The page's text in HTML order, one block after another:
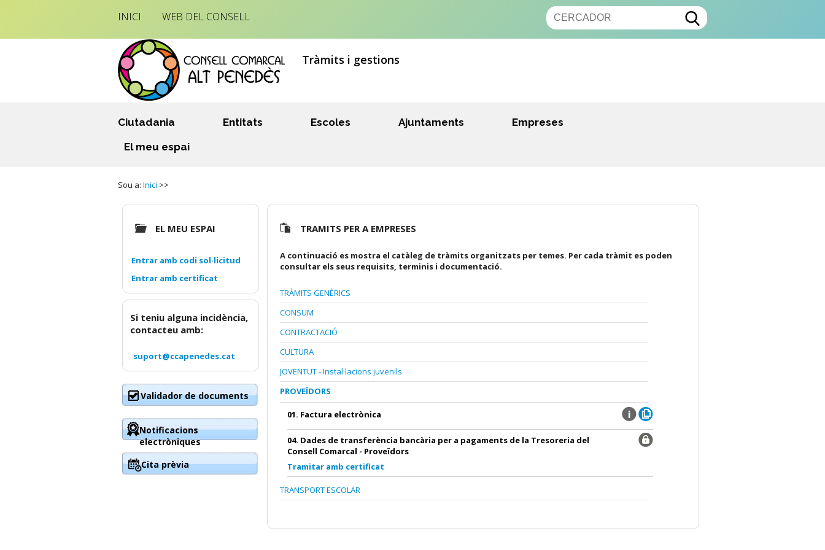
INICI WEB DEL CONSELL
Tràmits i gestions
Ciutadania Entitats Escoles Ajuntaments
Empreses
El meu espai
Sou a: Inici >>
TRAMITS PER A EMPRESES
A continuació es mostra el catàleg de tràmits organitzats per temes. Per cada tràmit es poden
consultar els seus requisits, terminis i documentació.
TRÀMITS GENÈRICS
CONSUM
CONTRACTACIÓ
CULTURA
JOVENTUT - Instal·lacions juvenils
PROVEÏDORS
01. Factura electrònica
04. Dades de transferència bancària per a pagaments de la Tresoreria del
Consell Comarcal - Proveïdors
Tramitar amb certificat
TRANSPORT ESCOLAR
EL MEU ESPAI
Entrar amb codi sol·licitud
Si teniu alguna incidència,
contacteu amb:
suport@ccapenedes.cat
Validador de documents
Notificacions
electròniques
Cita prèvia